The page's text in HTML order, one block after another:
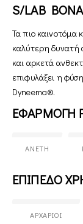
S/LAB
Τα πιο καινοτόμα
καλύτερη δυνατή
και αρκετά
επιφυλάξει η
Dyneema®.
ΕΦΑΡΜΟΓΗ
ΆΝΕΤΗ
ΕΠΙΠΕΔΟ
ΑΡΧΆΡΙΟΙ